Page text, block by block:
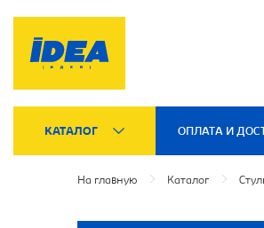
КАТАЛОГ ОПЛАТА И
На главную Каталог